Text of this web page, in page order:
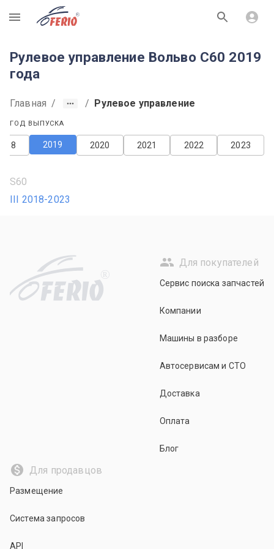
R
Рулевое управление Вольво С60 2019
года
Главная / / Рулевое управление
ГОД ВЫПУСКА
2023
2022
2021
2020
2019
S60
III 2018-2023
R
Для покупателей
Сервис поиска запчастей
Компании
Машины в разборе
Автосервисам и СТО
Доставка
Оплата
Блог
Для продавцов
Размещение
Система запросов
API